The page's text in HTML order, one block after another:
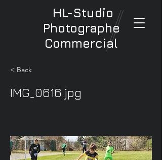
HL-Studio
Photographe
Commercial
< Back
IMG_0616.jpg